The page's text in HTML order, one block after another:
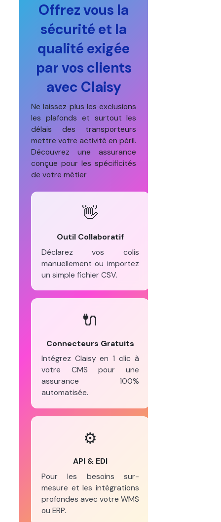
Offrez vous la
sécurité et la
qualité exigée
par vos clients
avec Claisy
Ne laissez plus les exclusions
les plafonds et surtout les
délais des transporteurs
mettre votre activité en péril.
Découvrez une assurance
conçue pour les spécificités
de votre métier
👋
Outil Collaboratif
Déclarez vos colis
manuellement ou importez
un simple fichier CSV.
🔌
Connecteurs Gratuits
Intégrez Claisy en 1 clic à
votre CMS pour une
assurance 100%
automatisée.
⚙️
API & EDI
Pour les besoins sur-
mesure et les intégrations
profondes avec votre WMS
ou ERP.